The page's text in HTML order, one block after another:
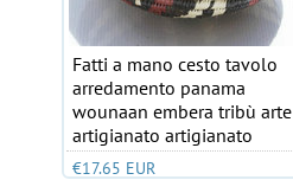
Fatti a mano cesto tavolo
arredamento panama
wounaan embera tribù arte
artigianato artigianato
€17.65 EUR